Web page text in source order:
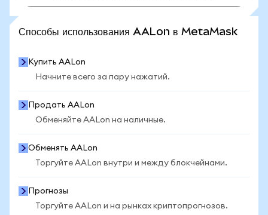
Способы использования AALon в MetaMask
Купить AALon
Начните всего за пару нажатий.
Продать AALon
Обменяйте AALon на наличные.
Обменять AALon
Торгуйте AALon внутри и между блокчейнами.
Прогнозы
Торгуйте AALon и на рынках криптопрогнозов.